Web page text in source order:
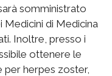
somministrato
di Medicina
Inoltre, presso i
ottenere le
herpes zoster,